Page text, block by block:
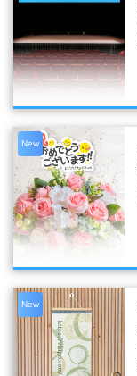
New
New